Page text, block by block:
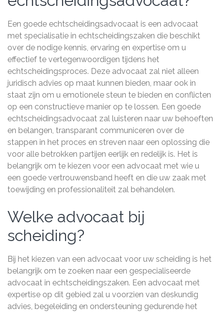
Een goede echtscheidingsadvocaat is een advocaat
met specialisatie in echtscheidingszaken die beschikt
over de nodige kennis, ervaring en expertise om u
effectief te vertegenwoordigen tijdens het
echtscheidingsproces. Deze advocaat zal niet alleen
juridisch advies op maat kunnen bieden, maar ook in
staat zijn om u emotionele steun te bieden en conflicten
op een constructieve manier op te lossen. Een goede
echtscheidingsadvocaat zal luisteren naar uw behoeften
en belangen, transparant communiceren over de
stappen in het proces en streven naar een oplossing die
voor alle betrokken partijen eerlijk en redelijk is. Het is
belangrijk om te kiezen voor een advocaat met wie u
een goede vertrouwensband heeft en die uw zaak met
toewijding en professionaliteit zal behandelen.
Welke advocaat bij
scheiding?
Bij het kiezen van een advocaat voor uw scheiding is het
belangrijk om te zoeken naar een gespecialiseerde
advocaat in echtscheidingszaken. Een advocaat met
expertise op dit gebied zal u voorzien van deskundig
advies, begeleiding en ondersteuning gedurende het